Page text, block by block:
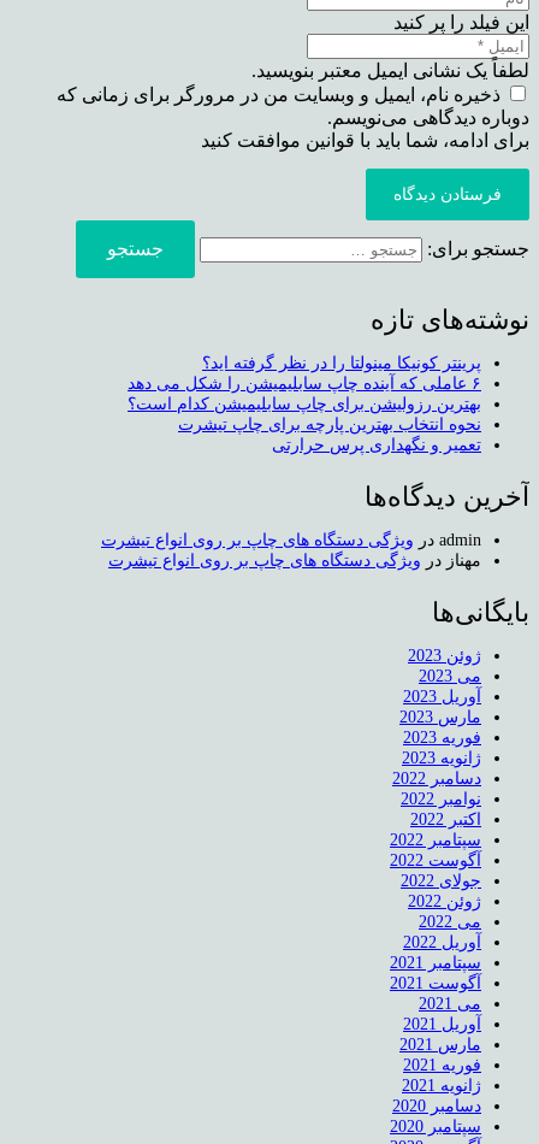
این فیلد را پر کنید
لطفاً یک نشانی ایمیل معتبر بنویسید.
ذخیره نام، ایمیل و وبسایت من در مرورگر برای زمانی که
دوباره دیدگاهی می‌نویسم.
برای ادامه، شما باید با قوانین موافقت کنید
فرستادن دیدگاه
جستجو برای:
نوشته‌های تازه
پرینتر کونیکا مینولتا را در نظر گرفته اید؟
بهترین رزولیشن برای چاپ سابلیمیشن کدام است؟
نحوه انتخاب بهترین پارچه برای چاپ تیشرت
تعمیر و نگهداری پرس حرارتی
آخرین دیدگاه‌ها
adminدر ویژگی دستگاه های چاپ بر روی انواع تیشرت
مهنازدر ویژگی دستگاه های چاپ بر روی انواع تیشرت
بایگانی‌ها
ژوئن 2023
می 2023
آوریل 2023
مارس 2023
فوریه 2023
ژانویه 2023
دسامبر 2022
نوامبر 2022
اکتبر 2022
سپتامبر 2022
آگوست 2022
جولای 2022
ژوئن 2022
می 2022
آوریل 2022
سپتامبر 2021
آگوست 2021
می 2021
آوریل 2021
مارس 2021
فوریه 2021
ژانویه 2021
دسامبر 2020
سپتامبر 2020